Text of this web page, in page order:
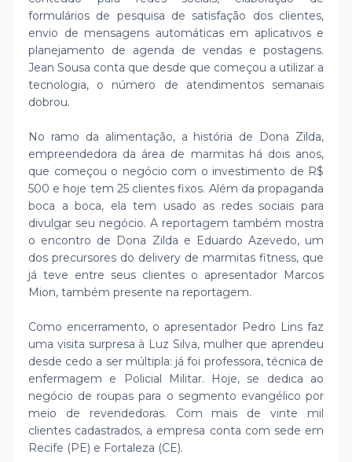
formulários de pesquisa de satisfação dos clientes,
envio de mensagens automáticas em aplicativos e
planejamento de agenda de vendas e postagens.
Jean Sousa conta que desde que começou a utilizar a
tecnologia, o número de atendimentos semanais
dobrou.
No ramo da alimentação, a história de Dona Zilda,
empreendedora da área de marmitas há dois anos,
que começou o negócio com o investimento de R$
500 e hoje tem 25 clientes fixos. Além da propaganda
boca a boca, ela tem usado as redes sociais para
divulgar seu negócio. A reportagem também mostra
o encontro de Dona Zilda e Eduardo Azevedo, um
dos precursores do delivery de marmitas fitness, que
já teve entre seus clientes o apresentador Marcos
Mion, também presente na reportagem.
Como encerramento, o apresentador Pedro Lins faz
uma visita surpresa à Luz Silva, mulher que aprendeu
desde cedo a ser múltipla: já foi professora, técnica de
enfermagem e Policial Militar. Hoje, se dedica ao
negócio de roupas para o segmento evangélico por
meio de revendedoras. Com mais de vinte mil
clientes cadastrados, a empresa conta com sede em
Recife (PE) e Fortaleza (CE).